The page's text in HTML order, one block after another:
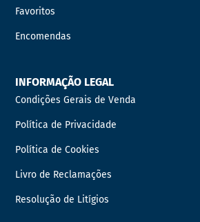
Favoritos
Encomendas
INFORMAÇÃO LEGAL
Condições Gerais de Venda
Política de Privacidade
Política de Cookies
Livro de Reclamações
Resolução de Litígios